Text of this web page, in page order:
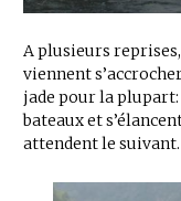
A plusieurs
viennent
jade pour la
bateaux et
attendent le suivant.